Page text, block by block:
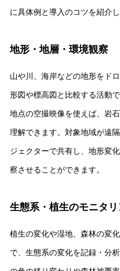
に具体例と導入のコツを紹介し
地形・地層・環境観察
山や川、海岸などの地形をド
形図や標高図と比較する活動
地点の空撮映像を使えば、岩
理解できます。対象地域が遠
ジェクターで共有し、地形変
察させることができます。
生態系・植生のモニタ
植生の変化や湿地、森林の変
で、生態系の変化を記録・分